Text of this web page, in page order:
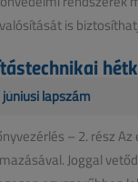
is
júniusi lapszám
– 2. rész
Joggal